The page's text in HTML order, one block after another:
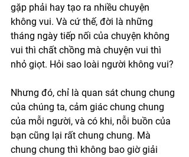
gặp phải hay tạo ra nhiều chuyện
không vui. Và cứ thế, đời là những
tháng ngày tiếp nối của chuyện không
vui thì chất chồng mà chuyện vui thì
nhỏ giọt. Hỏi sao loài người không vui?
Nhưng đó, chỉ là quan sát chung chung
của chúng ta, cảm giác chung chung
của mỗi người, và có khi, nỗi buồn của
bạn cũng lại rất chung chung. Mà
chung chung thì không bao giờ giải